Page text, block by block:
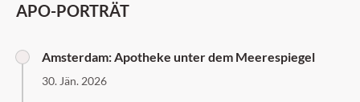
APO-PORTRÄT
Amsterdam: Apotheke unter dem Meerespiegel
30. Jän. 2026